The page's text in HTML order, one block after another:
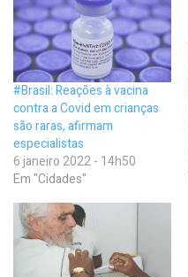
#Brasil: Reações à vacina
contra a Covid em crianças
são raras, afirmam
especialistas
6 janeiro 2022 - 14h50
Em "Cidades"